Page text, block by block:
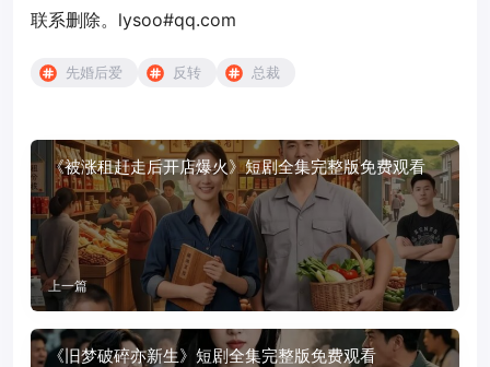
联系删除。lysoo#qq.com
先婚后爱 反转 总裁
《被涨租赶走后开店爆火》短剧全集完整版免费观看
上一篇
《旧梦破碎亦新生》短剧全集完整版免费观看